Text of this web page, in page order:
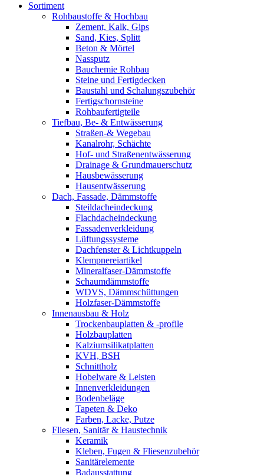
Sortiment
Rohbaustoffe & Hochbau
Zement, Kalk, Gips
Sand, Kies, Splitt
Beton & Mörtel
Nassputz
Bauchemie Rohbau
Steine und Fertigdecken
Baustahl und Schalungszubehör
Fertigschornsteine
Rohbaufertigteile
Tiefbau, Be- & Entwässerung
Straßen-& Wegebau
Kanalrohr, Schächte
Hof- und Straßenentwässerung
Drainage & Grundmauerschutz
Hausbewässerung
Hausentwässerung
Dach, Fassade, Dämmstoffe
Steildacheindeckung
Flachdacheindeckung
Fassadenverkleidung
Lüftungssysteme
Dachfenster & Lichtkuppeln
Klempnereiartikel
Mineralfaser-Dämmstoffe
Schaumdämmstoffe
WDVS, Dämmschüttungen
Holzfaser-Dämmstoffe
Innenausbau & Holz
Trockenbauplatten & -profile
Holzbauplatten
Kalziumsilikatplatten
KVH, BSH
Schnittholz
Hobelware & Leisten
Innenverkleidungen
Bodenbeläge
Tapeten & Deko
Farben, Lacke, Putze
Fliesen, Sanitär & Haustechnik
Keramik
Kleben, Fugen & Fliesenzubehör
Sanitärelemente
Badausstattung